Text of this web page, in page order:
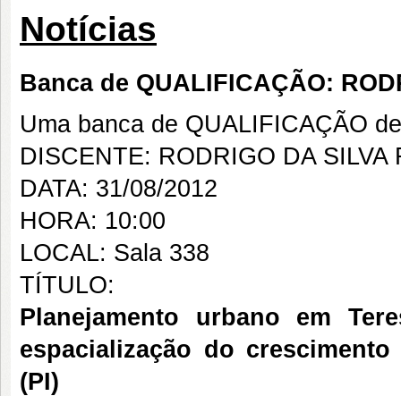
Notícias
Banca de QUALIFICAÇÃO:
Uma banca de QUALIFICAÇÃO
DISCENTE: RODRIGO DA SILVA
DATA: 31/08/2012
HORA: 10:00
LOCAL: Sala 338
TÍTULO:
Planejamento urbano em
espacialização do
(PI)